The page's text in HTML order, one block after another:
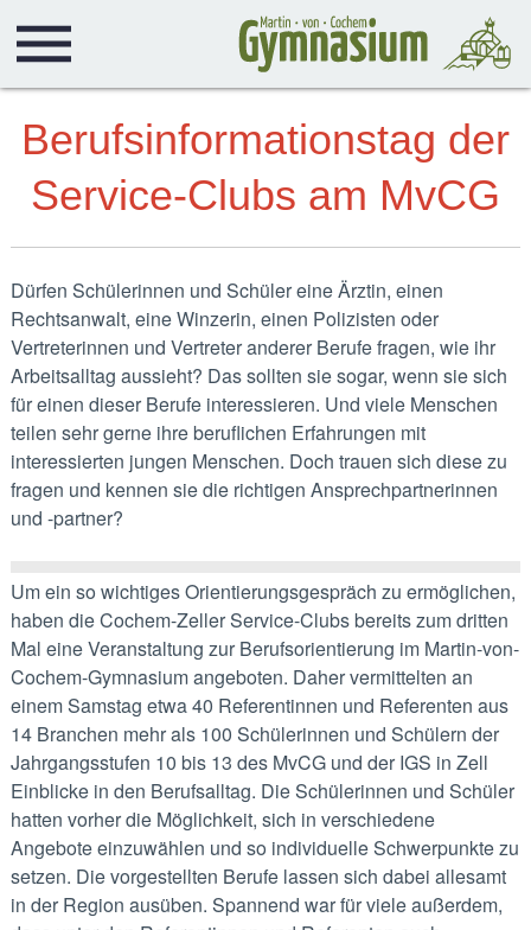
Berufsinformationstag der
Service-Clubs am MvCG
Dürfen Schülerinnen und Schüler eine Ärztin, einen
Rechtsanwalt, eine Winzerin, einen Polizisten oder
Vertreterinnen und Vertreter anderer Berufe fragen, wie ihr
Arbeitsalltag aussieht? Das sollten sie sogar, wenn sie sich
für einen dieser Berufe interessieren. Und viele Menschen
teilen sehr gerne ihre beruflichen Erfahrungen mit
interessierten jungen Menschen. Doch trauen sich diese zu
fragen und kennen sie die richtigen Ansprechpartnerinnen
und -partner?
Um ein so wichtiges Orientierungsgespräch zu ermöglichen,
haben die Cochem-Zeller Service-Clubs bereits zum dritten
Mal eine Veranstaltung zur Berufsorientierung im Martin-von-
Cochem-Gymnasium angeboten. Daher vermittelten an
einem Samstag etwa 40 Referentinnen und Referenten aus
14 Branchen mehr als 100 Schülerinnen und Schülern der
Jahrgangsstufen 10 bis 13 des MvCG und der IGS in Zell
Einblicke in den Berufsalltag. Die Schülerinnen und Schüler
hatten vorher die Möglichkeit, sich in verschiedene
Angebote einzuwählen und so individuelle Schwerpunkte zu
setzen. Die vorgestellten Berufe lassen sich dabei allesamt
in der Region ausüben. Spannend war für viele außerdem,